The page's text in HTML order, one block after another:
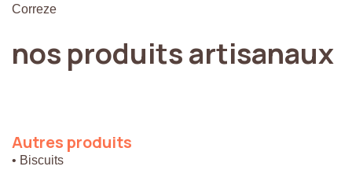
Correze
nos produitsartisanaux
Autres produits
• Biscuits